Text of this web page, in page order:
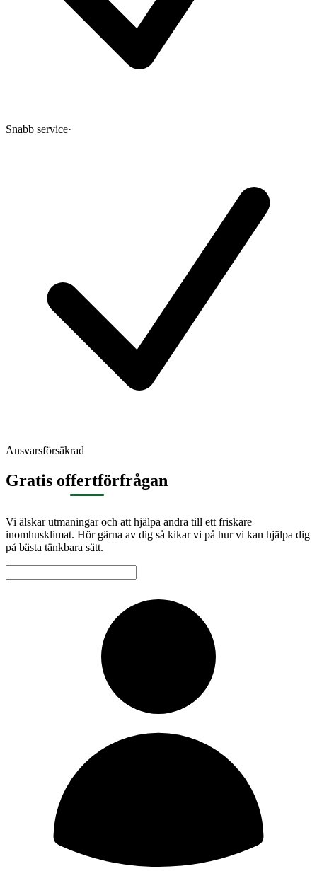
Snabb service·
Ansvarsförsäkrad
Gratis offertförfrågan
Vi älskar utmaningar och att hjälpa andra till ett friskare
inomhusklimat. Hör gärna av dig så kikar vi på hur vi kan hjälpa dig
på bästa tänkbara sätt.